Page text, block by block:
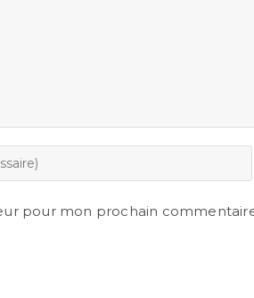
pour mon prochain